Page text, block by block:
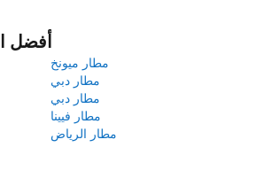
أفضل
مطار ميونخ
مطار دبي
مطار دبي
مطار فيينا
مطار الرياض